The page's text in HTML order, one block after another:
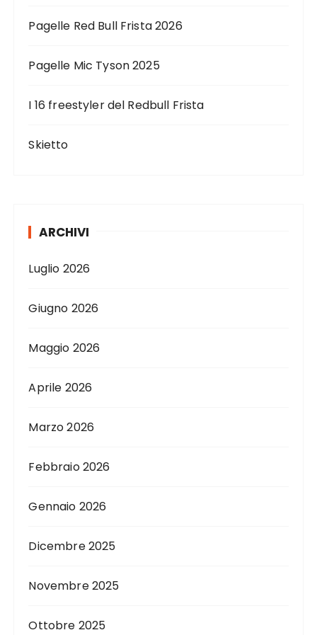
Pagelle Red Bull Frista 2026
Pagelle Mic Tyson 2025
I 16 freestyler del Redbull Frista
Skietto
ARCHIVI
Luglio 2026
Giugno 2026
Maggio 2026
Aprile 2026
Marzo 2026
Febbraio 2026
Gennaio 2026
Dicembre 2025
Novembre 2025
Ottobre 2025